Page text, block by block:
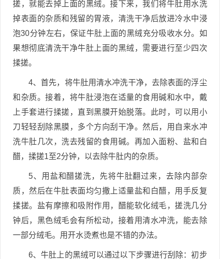
搓，就能去掉上面的黑绒。接下来，我们将牛肚用水洗
掉表面的杂质和残留的胃液，清洗干净后放进冷水中浸
泡30分钟左右，保证牛肚上面的黑绒充分吸收水分。如
果想彻底清洗干净牛肚上面的黑绒，需要进行至少四次
揉搓。
4、首先，将牛肚用清水冲洗干净，去除表面的浮尘
和杂质。接着，将牛肚浸泡在适量的食用碱和水中，戴
上手套进行揉搓，直到黑膜开始脱落。此时，可以用小
刀轻轻刮除黑膜，多个方向刮干净。然后，用自来水冲
洗牛肚几次，洗去残留的食用碱。再加入面粉、盐和白
醋，揉搓1至2分钟，以去除牛肚内的杂质。
5、用盐和醋搓洗，先将牛肚翻过来，去除内部杂
质，然后在牛肚表面均匀撒上适量盐和白醋，用手反复
揉搓。盐有摩擦和吸附作用，醋能软化绒毛，搓洗几分
钟后，黑色绒毛会有所松动，接着用清水冲洗，能去除
一部分绒毛。用开水烫煮也是不错的办法。
6、牛肚上的黑绒可以通过以下步骤进行刮除：初步